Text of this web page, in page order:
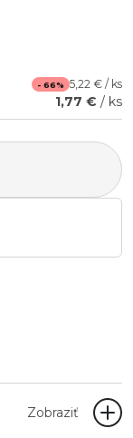
- 66% 5,22 € / ks
1,77 € / ks
Zobraziť